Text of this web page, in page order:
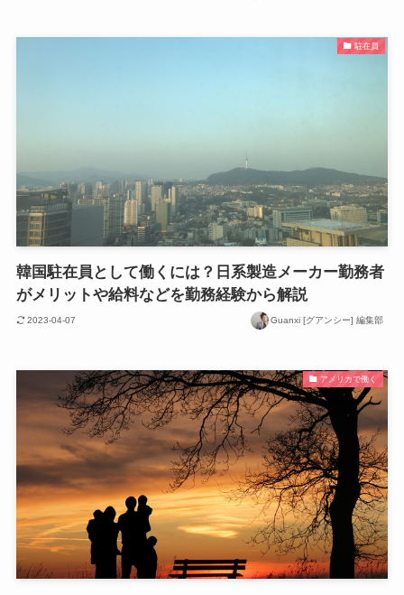
駐在員
韓国駐在員として働くには？日系製造メーカー勤務者
がメリットや給料などを勤務経験から解説
2023-04-07 Guanxi [グアンシー] 編集部
アメリカで働く